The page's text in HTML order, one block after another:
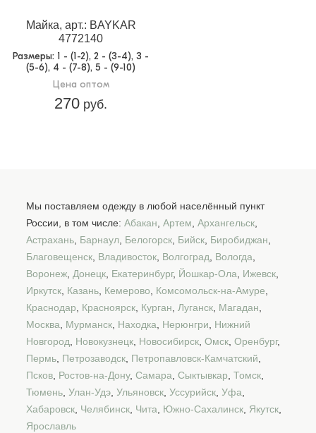
Майка, арт.: BAYKAR
4772140
Размеры: 1 - (1-2), 2 - (3-4), 3 -
(5-6), 4 - (7-8), 5 - (9-10)
Цена оптом
270 руб.
Мы поставляем одежду в любой населённый пункт
России, в том числе: Абакан, Артем, Архангельск,
Астрахань, Барнаул, Белогорск, Бийск, Биробиджан,
Благовещенск, Владивосток, Волгоград, Вологда,
Воронеж, Донецк, Екатеринбург, Йошкар-Ола, Ижевск,
Иркутск, Казань, Кемерово, Комсомольск-на-Амуре,
Краснодар, Красноярск, Курган, Луганск, Магадан,
Москва, Мурманск, Находка, Нерюнгри, Нижний
Новгород, Новокузнецк, Новосибирск, Омск, Оренбург,
Пермь, Петрозаводск, Петропавловск-Камчатский,
Псков, Ростов-на-Дону, Самара, Сыктывкар, Томск,
Тюмень, Улан-Удэ, Ульяновск, Уссурийск, Уфа,
Хабаровск, Челябинск, Чита, Южно-Сахалинск, Якутск,
Ярославль